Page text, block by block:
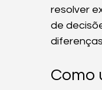
resolver
de
Como